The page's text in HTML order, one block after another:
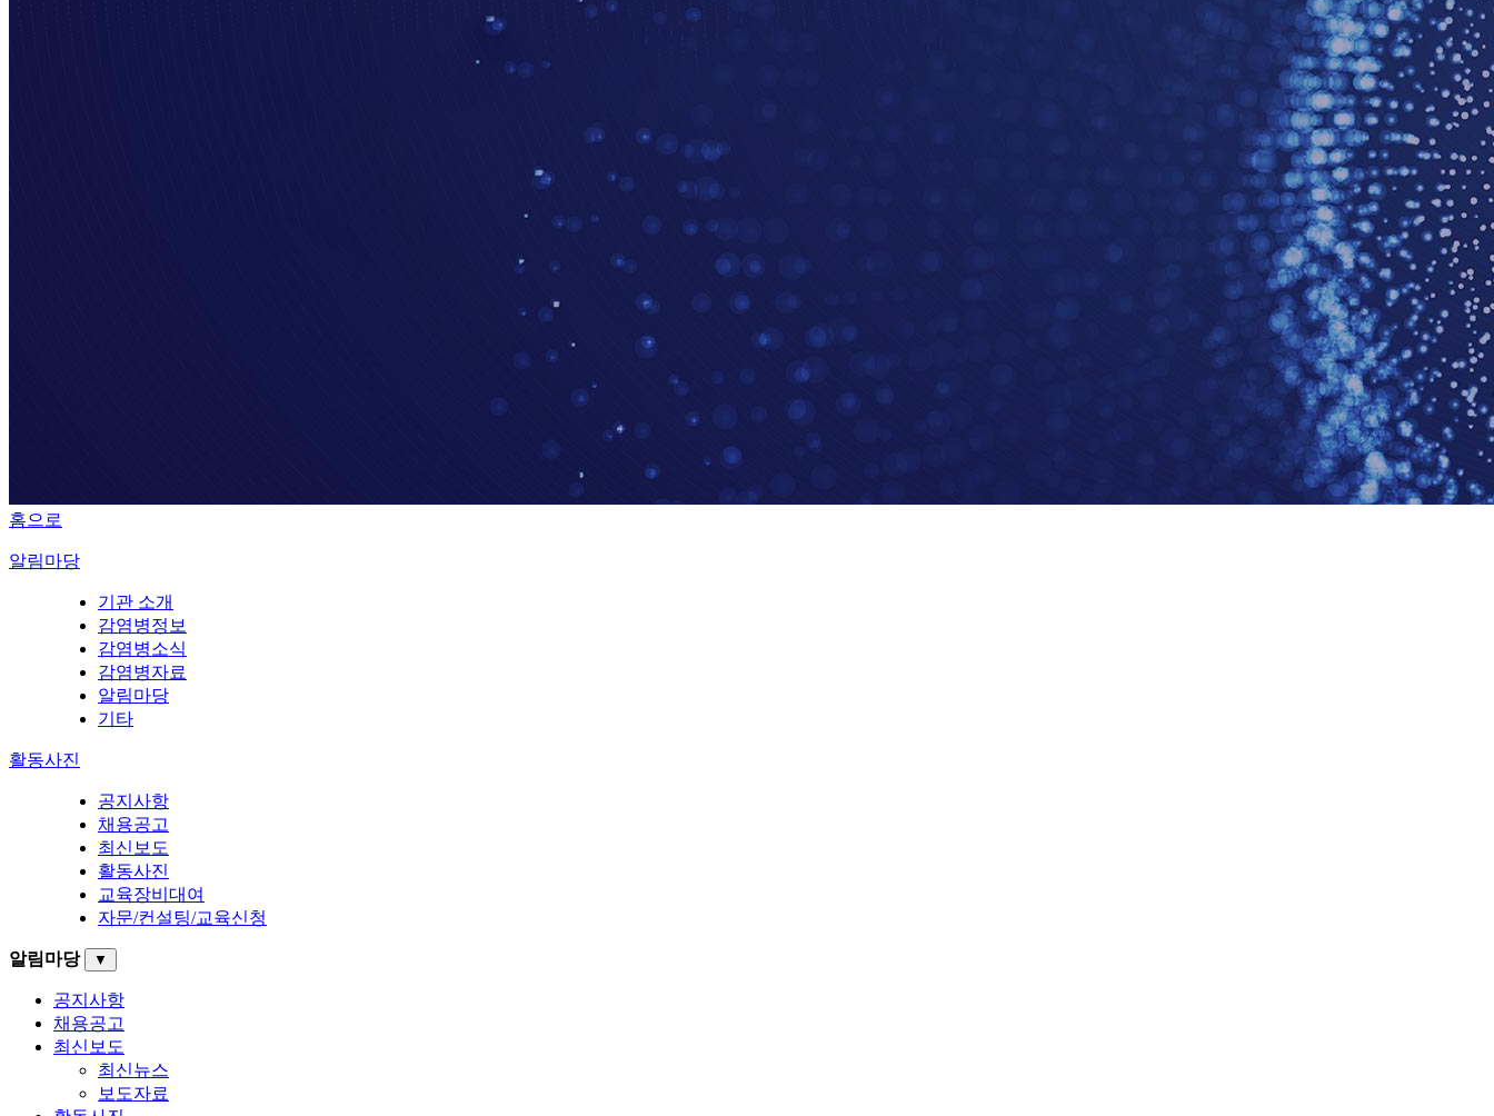
홈으로
알림마당
기관 소개
감염병정보
감염병소식
감염병자료
알림마당
기타
활동사진
공지사항
채용공고
최신보도
활동사진
교육장비대여
자문/컨설팅/교육신청
알림마당 ▼
공지사항
채용공고
최신보도
최신뉴스
보도자료